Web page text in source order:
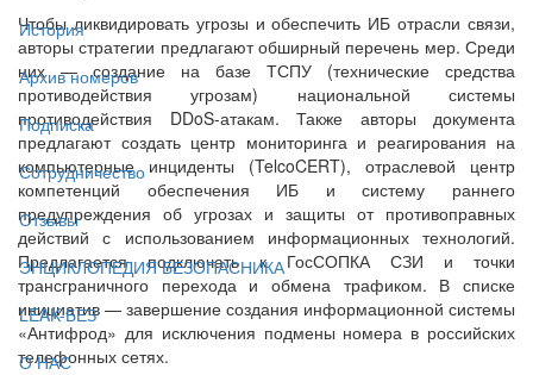
История
Архив номеров
Подписка
Сотрудничество
Отзывы
ЭНЦИКЛОПЕДИЯ БЕЗОПАСНИКА
LEAK-БЕЗ
О НАС
Чтобы ликвидировать угрозы и обеспечить ИБ отрасли связи,
авторы стратегии предлагают обширный перечень мер. Среди
них — создание на базе ТСПУ (технические средства
противодействия угрозам) национальной системы
противодействия DDoS-атакам. Также авторы документа
предлагают создать центр мониторинга и реагирования на
компьютерные инциденты (TelcoCERT), отраслевой центр
компетенций обеспечения ИБ и систему раннего
предупреждения об угрозах и защиты от противоправных
действий с использованием информационных технологий.
Предлагается подключать к ГосСОПКА СЗИ и точки
трансграничного перехода и обмена трафиком. В списке
инициатив — завершение создания информационной системы
«Антифрод» для исключения подмены номера в российских
телефонных сетях.